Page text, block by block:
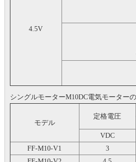
4.5V
シングルモーターM10DC電気モーター
モデル
定格電圧
VDC
FF-M10-V1
3